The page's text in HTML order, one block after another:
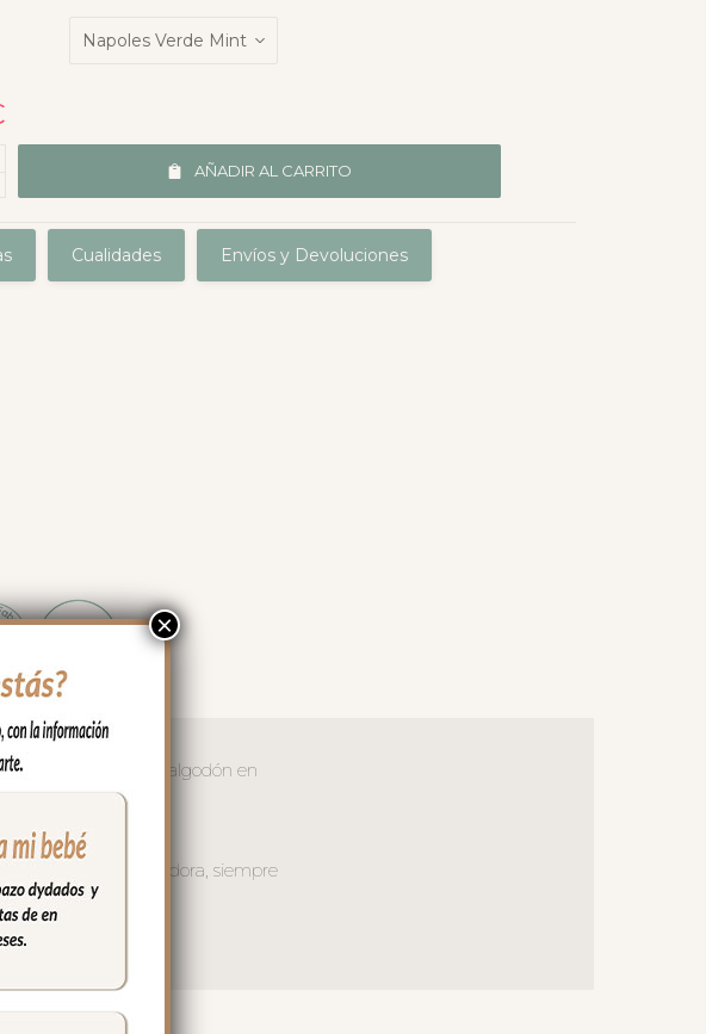
AÑADIR AL CARRITO
Cualidades Envíos y Devoluciones
en tejido piqué de algodón en
lavar en lavadora, siempre
×